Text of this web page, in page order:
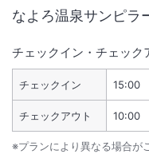
なよろ温泉サンピラ
チェックイン・チェック
チェックイン 15:00
チェックアウト 10:00
※プランにより異なる場合が